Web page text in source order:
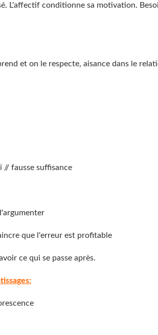
L'affectif conditionne sa motivation.
et on le respecte, aisance dans le
// fausse suffisance
que l'erreur est profitable
ce qui se passe après.